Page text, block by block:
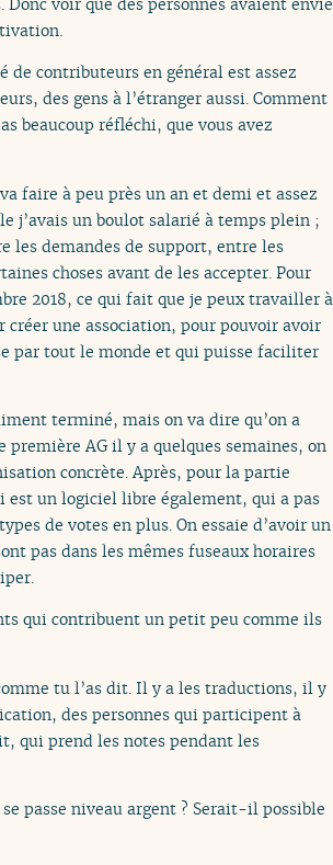
de contributeurs en général est assez
des gens à l’étranger aussi. Comment
beaucoup réfléchi, que vous avez
faire à peu près un an et demi et assez
j’avais un boulot salarié à temps plein ;
les demandes de support, entre les
choses avant de les accepter. Pour
2018, ce qui fait que je peux travailler à
créer une association, pour pouvoir avoir
par tout le monde et qui puisse faciliter
terminé, mais on va dire qu’on a
AG il y a quelques semaines, on
concrète. Après, pour la partie
est un logiciel libre également, qui a pas
de votes en plus. On essaie d’avoir un
pas dans les mêmes fuseaux horaires
qui contribuent un petit peu comme ils
tu l’as dit. Il y a les traductions, il y
des personnes qui participent à
qui prend les notes pendant les
passe niveau argent ? Serait-il possible